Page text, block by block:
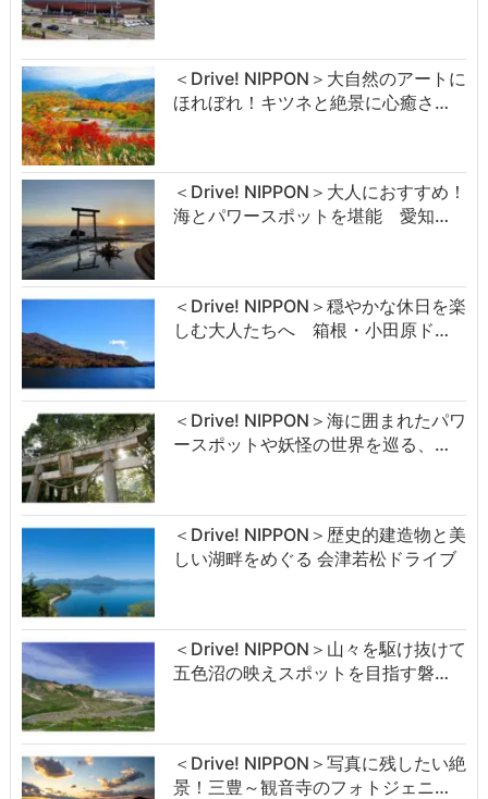
＜Drive! NIPPON＞大自然のアートに
ほれぼれ！キツネと絶景に心癒さ…
＜Drive! NIPPON＞大人におすすめ！
海とパワースポットを堪能 愛知…
＜Drive! NIPPON＞穏やかな休日を楽
しむ大人たちへ 箱根・小田原ド…
＜Drive! NIPPON＞海に囲まれたパワ
ースポットや妖怪の世界を巡る、…
＜Drive! NIPPON＞歴史的建造物と美
しい湖畔をめぐる 会津若松ドライブ
＜Drive! NIPPON＞山々を駆け抜けて
五色沼の映えスポットを目指す磐…
＜Drive! NIPPON＞写真に残したい絶
景！三豊～観音寺のフォトジェニ…